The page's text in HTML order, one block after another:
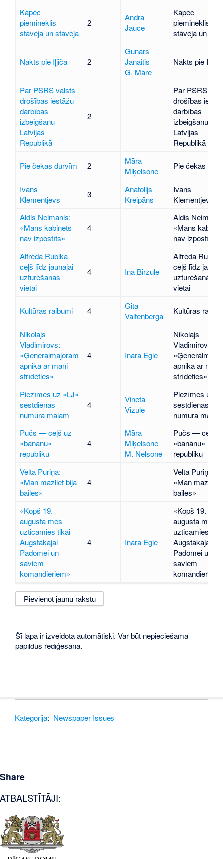
Kāpēc
piemineklis
stāvēja un stāvēja
2
Andra
Jauce
Kāpēc
piemineklis
stāvēja un
Nakts pie Iļjiča 2
Gunārs
Janaitis
G. Māre
Nakts pie Iļjiča
Par PSRS valsts
drošības iestāžu
darbības
izbeigšanu
Latvijas
Republikā
2
Par PSRS
drošības
darbības
izbeigšanu
Latvijas
Republikā
Pie čekas durvīm 2
Māra
Miķelsone
Pie čekas
Ivans
Klementjevs
3
Anatolijs
Kreipāns
Ivans
Klementjevs
Aldis Neimanis:
«Mans kabinets
nav izpostīts»
4
Aldis
«Mans
nav izpostīts»
Alfrēda Rubika
ceļš līdz jaunajai
uzturēšanās
vietai
4 Ina Birzule
Alfrēda Rubika
ceļš līdz
uzturēšanās
vietai
Kultūras raibumi 4
Gita
Valtenberga
Kultūras
Nikolajs
Vladimirovs:
«Ģenerālmajoram
apnika ar mani
strīdēties»
4 Ināra Egle
Nikolajs
Vladimirovs:
apnika ar mani
strīdēties»
Piezīmes uz «LJ»
sestdienas
numura malām
4
Vineta
Vizule
Piezīmes uz
sestdienas
numura malām
Pučs — ceļš uz
«banānu»
republiku
4
Māra
Miķelsone
M. Nelsone
Pučs — ceļš
«banānu»
republiku
Velta Puriņa:
«Man mazliet bija
bailes»
4
Velta Puriņa:
«Man mazliet
bailes»
«Kopš 19.
augusta mēs
uzticamies tikai
Augstākajai
Padomei un
saviem
komandieriem»
4 Ināra Egle
«Kopš 19.
augusta mēs
uzticamies tikai
Augstākajai
Padomei un
saviem
komandieriem»
Pievienot jaunu rakstu
Šī lapa ir izveidota automātiski. Var būt nepieciešama
papildus rediģēšana.
Kategorija: Newspaper Issues
Share
ATBALSTĪTĀJI: